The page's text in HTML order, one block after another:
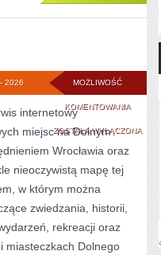
MOŻLIWOŚĆ
KOMENTOWANIA
ZOSTAŁA WYŁĄCZONA
2026
internetowy
miejsc na Dolnym
Wrocławia oraz
nieoczywistą mapę tej
w którym można
zwiedzania, historii,
rekreacji oraz
miasteczkach Dolnego